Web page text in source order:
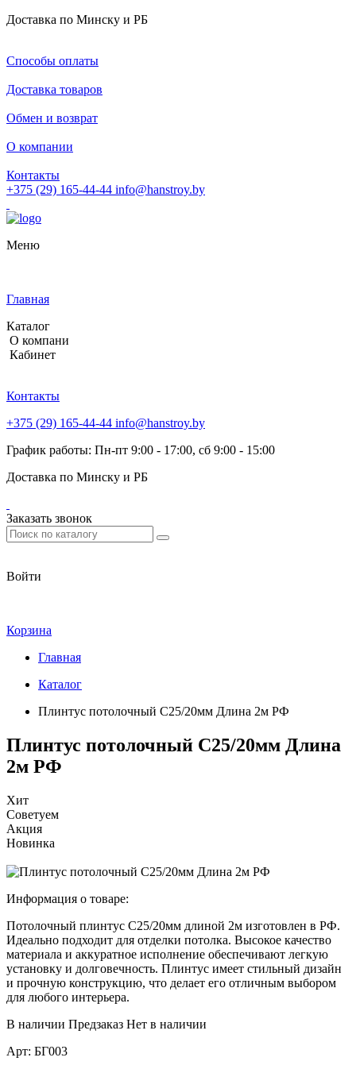
Доставка по Минску и РБ
Способы оплаты
Доставка товаров
Обмен и возврат
О компании
Контакты
+375 (29) 165-44-44 info@hanstroy.by
Меню
Главная
Каталог
О компани
Кабинет
Контакты
+375 (29) 165-44-44 info@hanstroy.by
График работы: Пн-пт 9:00 - 17:00, сб 9:00 - 15:00
Доставка по Минску и РБ
Заказать звонок
Войти
Корзина
Главная
Каталог
Плинтус потолочный С25/20мм Длина 2м РФ
Плинтус потолочный С25/20мм Длина
2м РФ
Хит
Советуем
Акция
Новинка
Информация о товаре:
Потолочный плинтус С25/20мм длиной 2м изготовлен в РФ.
Идеально подходит для отделки потолка. Высокое качество
материала и аккуратное исполнение обеспечивают легкую
установку и долговечность. Плинтус имеет стильный дизайн
и прочную конструкцию, что делает его отличным выбором
для любого интерьера.
В наличии Предзаказ Нет в наличии
Арт: БГ003